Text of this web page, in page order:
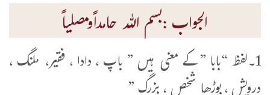
الجواب :بسم اللہ حامداًومصلیاً
1۔لفظ “بابا ” کے معنی ہیں ” باپ ، دادا ، فقیر، ملنگ ،